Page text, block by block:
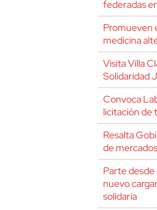
federadas
Promueven
medicina
Visita Villa
Solidaridad
Convoca
licitación de
Resalta
de
Parte desde
nuevo
solidaria